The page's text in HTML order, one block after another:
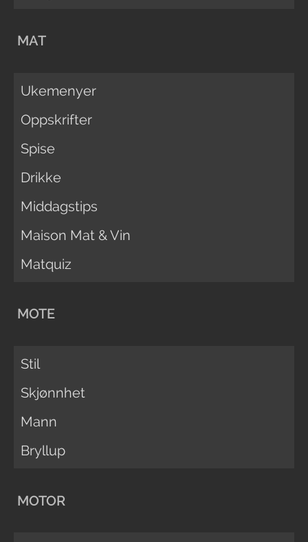
MAT
Ukemenyer
Oppskrifter
Spise
Drikke
Middagstips
Maison Mat & Vin
Matquiz
MOTE
Stil
Skjønnhet
Mann
Bryllup
MOTOR